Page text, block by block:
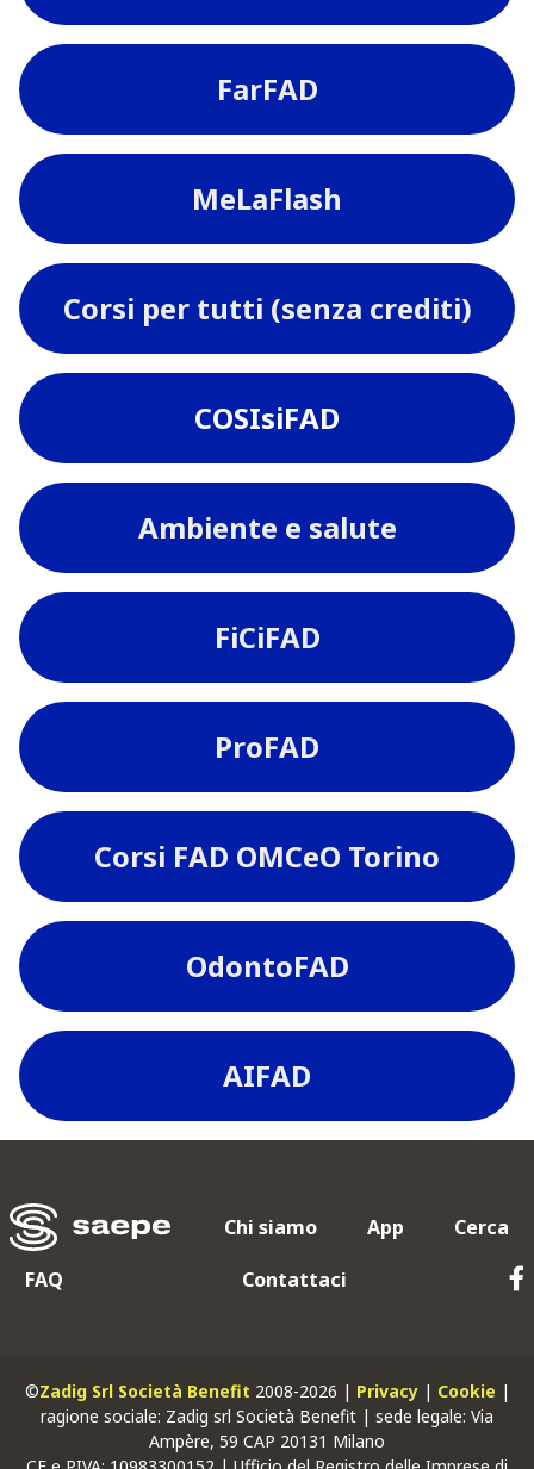
FarFAD
MeLaFlash
Corsi per tutti (senza crediti)
COSIsiFAD
Ambiente e salute
FiCiFAD
ProFAD
Corsi FAD OMCeO Torino
OdontoFAD
AIFAD
Chi siamo App
Cerca
FAQ
Contattaci
©Zadig Srl Società Benefit 2008-2026 | Privacy| Cookie |
ragione sociale: Zadig srl Società Benefit | sede legale: Via
Ampère, 59 CAP 20131 Milano